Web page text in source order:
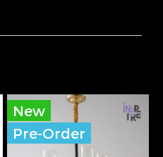
New
Pre-Order